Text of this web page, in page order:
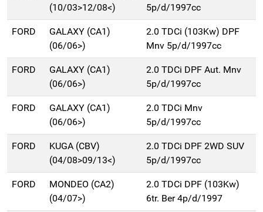
(10/03>12/08<)
5p/d/1997cc
FORD
GALAXY (CA1)
(06/06>)
2.0 TDCi (103Kw) DPF
Mnv 5p/d/1997cc
FORD
GALAXY (CA1)
(06/06>)
2.0 TDCi DPF Aut. Mnv
5p/d/1997cc
FORD
GALAXY (CA1)
(06/06>)
2.0 TDCi Mnv
5p/d/1997cc
FORD
KUGA (CBV)
(04/08>09/13<)
2.0 TDCi DPF 2WD SUV
5p/d/1997cc
FORD
MONDEO (CA2)
(04/07>)
2.0 TDCi DPF (103Kw)
6tr. Ber 4p/d/1997